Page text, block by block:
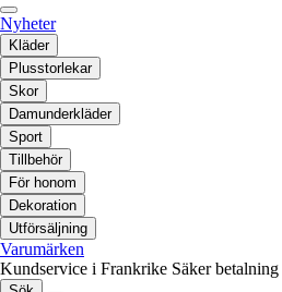
Nyheter
Kläder
Plusstorlekar
Skor
Damunderkläder
Sport
Tillbehör
För honom
Dekoration
Utförsäljning
Varumärken
Kundservice i Frankrike Säker betalning